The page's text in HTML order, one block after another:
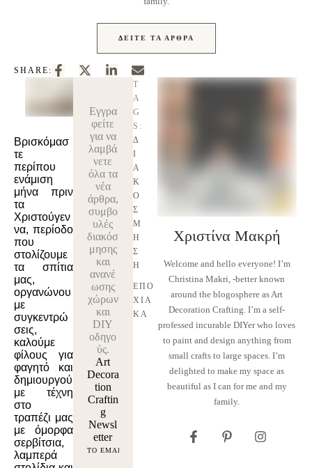
ΔΕΊΤΕ ΤΑ ΆΡΘΡΑ
SHARE:
Βρισκόμασ
τε
περίπου
ενάμιση
μήνα πριν
τα
Χριστούγεν
να, περίοδο
που
στολίζουμε
τα σπίτια
μας,
οργανώνου
με
συγκεντρώ
σεις,
καλούμε
φίλους για
φαγητό και
δημιουργού
με τέχνη
στο
τραπέζι μας
με όμορφα
σερβίτσια,
λαμπερά
Εγγρα
φείτε
για να
λαμβά
νετε
όλα τα
νέα
άρθρα,
συμβο
υλές
διακόσ
μησης
και
ανανέ
ωσης
χώρων
και
DIY
οδηγο
ύς.
Art
Decora
tion
Craftin
g
Newsl
etter
T
A
G
S:
Δ
Ι
Α
Κ
Ό
Σ
Μ
Η
Σ
Η
ΕΠΟ
ΧΙΑ
ΚΆ
Χριστίνα Μακρή
Welcome and hello everyone! I’m
Christina Makri, -better known
around the blogosphere as Art
Decoration Crafting. I’m a self-
professed incurable DIYer who loves
to paint and design anything from
small crafts to large spaces. I’m
delighted to make my space as
beautiful as I can for me and my
family.